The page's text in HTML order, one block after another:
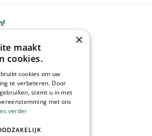
×
maakt
cookies.
cookies om uw
te verbeteren. Door
stemt u in met
met ons
verder